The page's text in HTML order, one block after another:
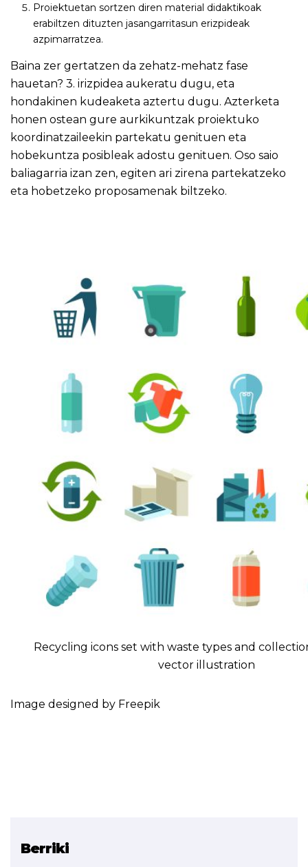
Proiektuetan sortzen diren material didaktikoak
erabiltzen dituzten jasangarritasun erizpideak
azpimarratzea.
Baina zer gertatzen da zehatz-mehatz fase
hauetan? 3. irizpidea aukeratu dugu, eta
hondakinen kudeaketa aztertu dugu. Azterketa
honen ostean gure aurkikuntzak proiektuko
koordinatzaileekin partekatu genituen eta
hobekuntza posibleak adostu genituen. Oso saio
baliagarria izan zen, egiten ari zirena partekatzeko
eta hobetzeko proposamenak biltzeko.
Recycling icons set with waste types and
vector illustration
Image designed by Freepik
Berriki